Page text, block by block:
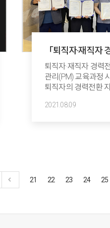
원안위 회의에서 의
동력이 생겼다”면서
조속히 통과되어 많
주고 원자력 생태계
만들어 나가야 한다
실장은 “동남권 원
원전해체 R&...
「퇴직자·재직자
프로젝트 관리
퇴직자·재직자 경력
관리(PM) 교육과정
퇴직자의 경력전환
한국원자력산업협회
원자력생태계 지원
이번 교육은 원자력
보유한 원전기업 재
경력전환을 위한 교
2021.08.09
21 22 23 24 25